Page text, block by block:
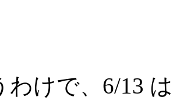
わけで、6/13